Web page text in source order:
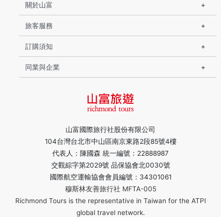
山富國際旅行社股份有限公司
104台灣台北市中山區南京東路2段85號4樓
代表人：陳國森 統一編號：22888987
交觀綜字第2029號 品保協會北0030號
國際航空運輸協會會員編號：34301061
穆斯林友善旅行社 MFTA-005
Richmond Tours is the representative in Taiwan for the ATPI
global travel network.
關於山富
旅客服務
訂購須知
同業與企業